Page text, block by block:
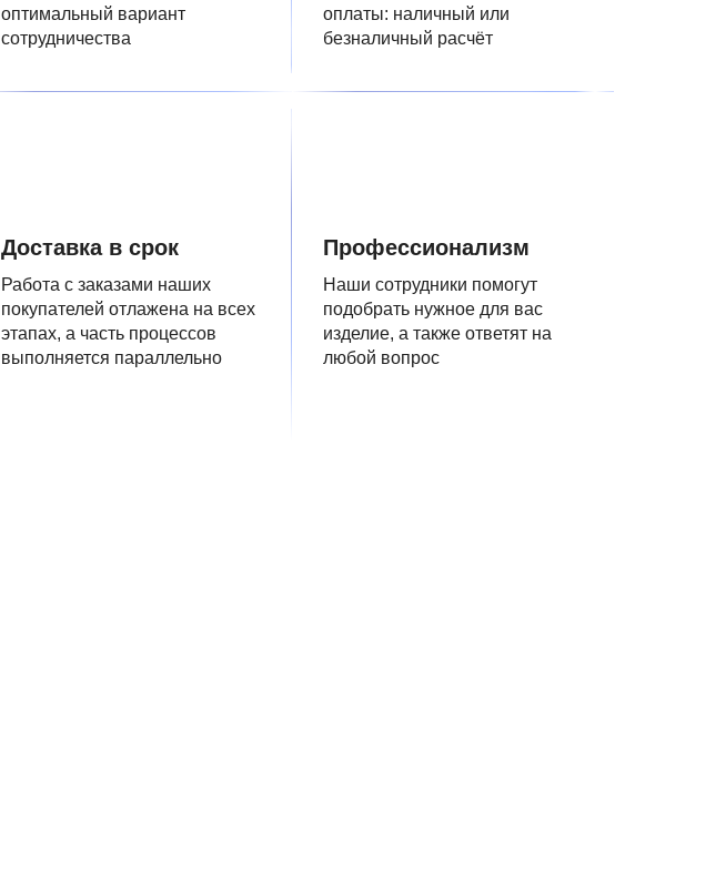
оптимальный вариант
сотрудничества
оплаты: наличный или
безналичный расчёт
Доставка в срок
Работа с заказами наших
покупателей отлажена на всех
этапах, а часть процессов
выполняется параллельно
Профессионализм
Наши сотрудники помогут
подобрать нужное для вас
изделие, а также ответят на
любой вопрос